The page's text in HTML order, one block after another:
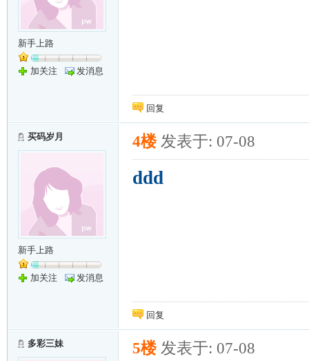
新手上路
加关注 发消息
回复
买码岁月
新手上路
加关注 发消息
4楼 发表于: 07-08
ddd
回复
多彩三妹 5楼 发表于: 07-08